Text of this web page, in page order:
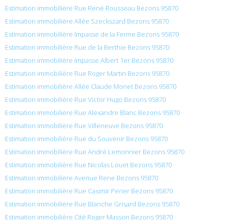
Estimation immobilière Rue René Rousseau Bezons 95870
Estimation immobilière Allée Szeckszard Bezons 95870
Estimation immobilière Impasse de la Ferme Bezons 95870
Estimation immobilière Rue de la Berthie Bezons 95870
Estimation immobilière Impasse Albert 1er Bezons 95870
Estimation immobilière Rue Roger Martin Bezons 95870
Estimation immobilière Allée Claude Monet Bezons 95870
Estimation immobilière Rue Victor Hugo Bezons 95870
Estimation immobilière Rue Alexandre Blanc Bezons 95870
Estimation immobilière Rue Villeneuve Bezons 95870
Estimation immobilière Rue du Souvenir Bezons 95870
Estimation immobilière Rue André Lemonnier Bezons 95870
Estimation immobilière Rue Nicolas Louet Bezons 95870
Estimation immobilière Avenue Rene Bezons 95870
Estimation immobilière Rue Casimir Perier Bezons 95870
Estimation immobilière Rue Blanche Grisard Bezons 95870
Estimation immobilière Cité Roger Masson Bezons 95870